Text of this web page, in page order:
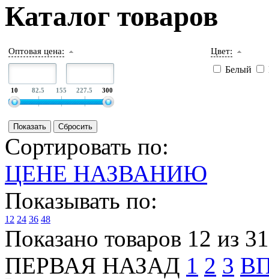
Каталог товаров
Оптовая цена:
10 82.5 155 227.5 300
Цвет:
Белый
Сортировать по:
ЦЕНЕ НАЗВАНИЮ
Показывать по:
12 24 36 48
Показано товаров 12 из 31
ПЕРВАЯ НАЗАД 1 2 3